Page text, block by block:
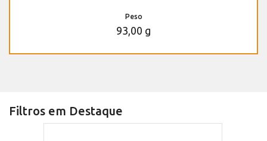
Peso
93,00 g
Filtros em Destaque